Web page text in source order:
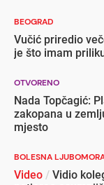
BEOGRAD
Vučić priredio
je što imam
OTVORENO
Nada Topčagić:
zakopana u
mjesto
BOLESNA
Video / Vidio